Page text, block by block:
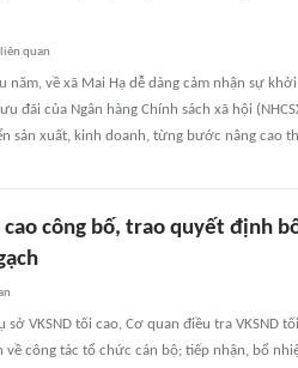
liên quan
năm, về xã Mai Hạ dễ dàng cảm nhận sự
đãi của Ngân hàng Chính sách xã hội
sản xuất, kinh doanh, từng bước nâng cao
cao công bố, trao quyết định
sở VKSND tối cao, Cơ quan điều tra VKSND
về công tác tổ chức cán bộ; tiếp nhận, bổ